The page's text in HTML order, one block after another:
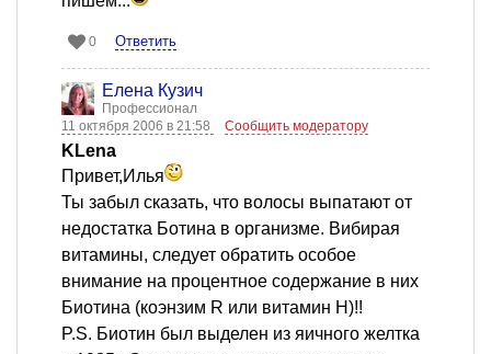
0 Ответить
Елена Кузич
Профессионал
11 октября 2006 в 21:58
Сообщить модератору
KLena
Привет,Илья
Ты забыл сказать, что волосы выпатают от
недостатка Ботина в организме. Вибирая
витамины, следует обратить особое
внимание на процентное содержание в них
Биотина (коэнзим R или витамин H)!!
P.S. Биотин был выделен из яичного желтка